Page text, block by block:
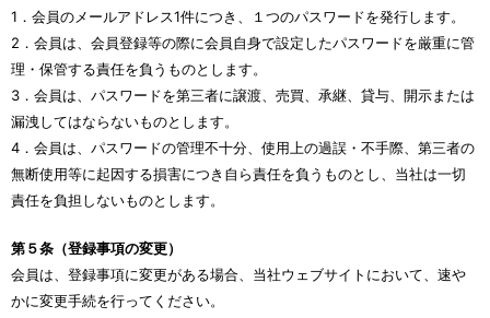
1．会員のメールアドレス1件につき、１つのパスワードを発行します。
2．会員は、会員登録等の際に会員自身で設定したパスワードを厳重に管
理・保管する責任を負うものとします。
3．会員は、パスワードを第三者に譲渡、売買、承継、貸与、開示または
漏洩してはならないものとします。
4．会員は、パスワードの管理不十分、使用上の過誤・不手際、第三者の
無断使用等に起因する損害につき自ら責任を負うものとし、当社は一切
責任を負担しないものとします。
第５条（登録事項の変更）
会員は、登録事項に変更がある場合、当社ウェブサイトにおいて、速や
かに変更手続を行ってください。